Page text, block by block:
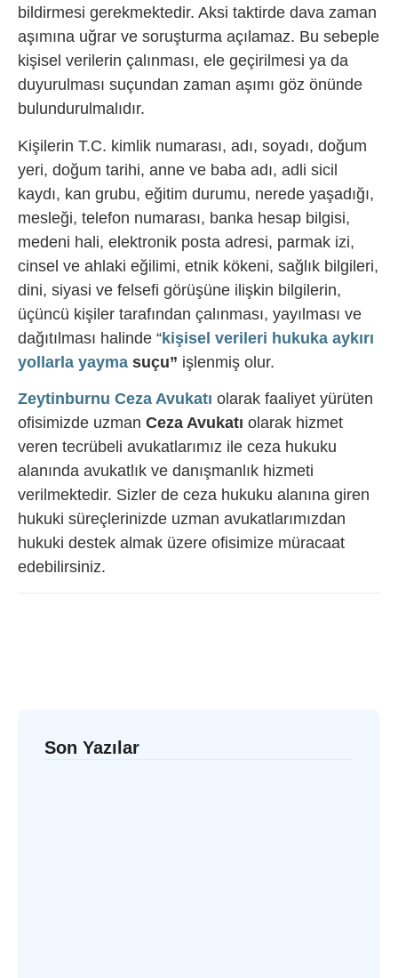
bildirmesi gerekmektedir. Aksi taktirde dava zaman
aşımına uğrar ve soruşturma açılamaz. Bu sebeple
kişisel verilerin çalınması, ele geçirilmesi ya da
duyurulması suçundan zaman aşımı göz önünde
bulundurulmalıdır.
Kişilerin T.C. kimlik numarası, adı, soyadı, doğum
yeri, doğum tarihi, anne ve baba adı, adli sicil
kaydı, kan grubu, eğitim durumu, nerede yaşadığı,
mesleği, telefon numarası, banka hesap bilgisi,
medeni hali, elektronik posta adresi, parmak izi,
cinsel ve ahlaki eğilimi, etnik kökeni, sağlık bilgileri,
dini, siyasi ve felsefi görüşüne ilişkin bilgilerin,
üçüncü kişiler tarafından çalınması, yayılması ve
dağıtılması halinde “kişisel verileri hukuka aykırı
yollarla yayma suçu” işlenmiş olur.
Zeytinburnu Ceza Avukatı olarak faaliyet yürüten
ofisimizde uzman Ceza Avukatı olarak hizmet
veren tecrübeli avukatlarımız ile ceza hukuku
alanında avukatlık ve danışmanlık hizmeti
verilmektedir. Sizler de ceza hukuku alanına giren
hukuki süreçlerinizde uzman avukatlarımızdan
hukuki destek almak üzere ofisimize müracaat
edebilirsiniz.
Son Yazılar